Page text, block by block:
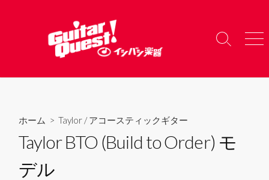
へ
検
り
メ
ー
ホーム > Taylor /アコースティックギター
Taylor BTO (Build to Order) モ
デル